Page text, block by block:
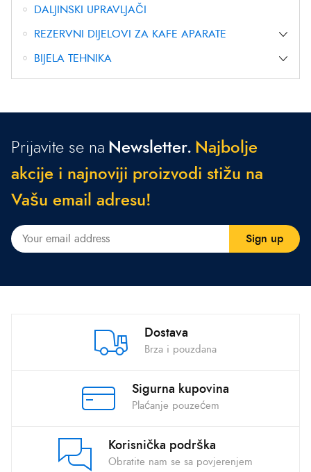
DALJINSKI UPRAVLJAČI
REZERVNI DIJELOVI ZA KAFE APARATE
BIJELA TEHNIKA
Prijavite se na Newsletter. Naj bo je
a kcije i najnoviji proizvod i stižu na
Vašu emai ad resu!
Dostava
Brza i pouzdana
Sigurna kupovina
Plaćanje pouzećem
Korisnička podrška
Obratite nam se sa povjerenjem